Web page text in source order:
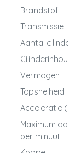
Brandstof
Transmissie
Aantal
Vermogen
Topsnelheid
Acceleratie
Maximum
per minuut